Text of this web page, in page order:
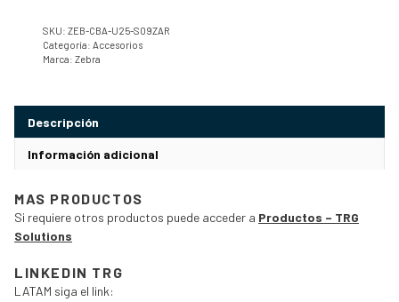
SKU: ZEB-CBA-U25-S09ZAR
Categoría: Accesorios
Marca: Zebra
Descripción
Información adicional
MAS PRODUCTOS
Si requiere otros productos puede acceder a Productos – TRG
Solutions
LINKEDIN TRG
LATAM siga el link: